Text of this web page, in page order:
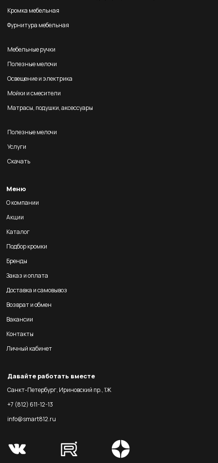
Кромка мебельная
Фурнитура мебельная
Мебельные ручки
Полезные мелочи
Освещение и электрика
Мойки и смесители
Матрасы, подушки, аксессуары
Полезные мелочи
Услуги
Скачать
Меню
О компании
Акции
Каталог
Подбор кромки
Бренды
Заказ и оплата
Доставка и самовывоз
Возврат и обмен
Вакансии
Контакты
Личный кабинет
Давайте работать вместе
Санкт-Петербург, Ириновский пр., 1Ж
+7 (812) 611-12-13
info@smart812.ru